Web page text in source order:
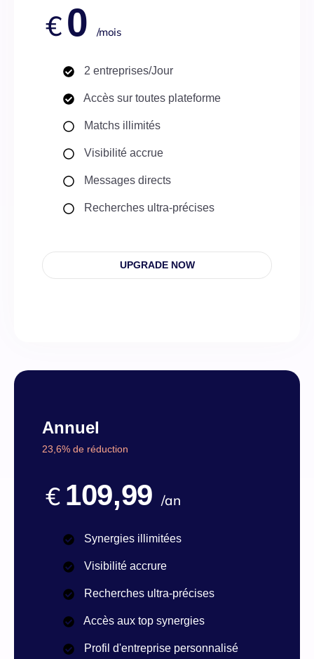
€0 /mois
2 entreprises/Jour
Accès sur toutes plateforme
Matchs illimités
Visibilité accrue
Messages directs
Recherches ultra-précises
UPGRADE NOW
Annuel
23,6% de réduction
€ 109,99 /an
Synergies illimitées
Visibilité accrure
Recherches ultra-précises
Accès aux top synergies
Profil d'entreprise personnalisé